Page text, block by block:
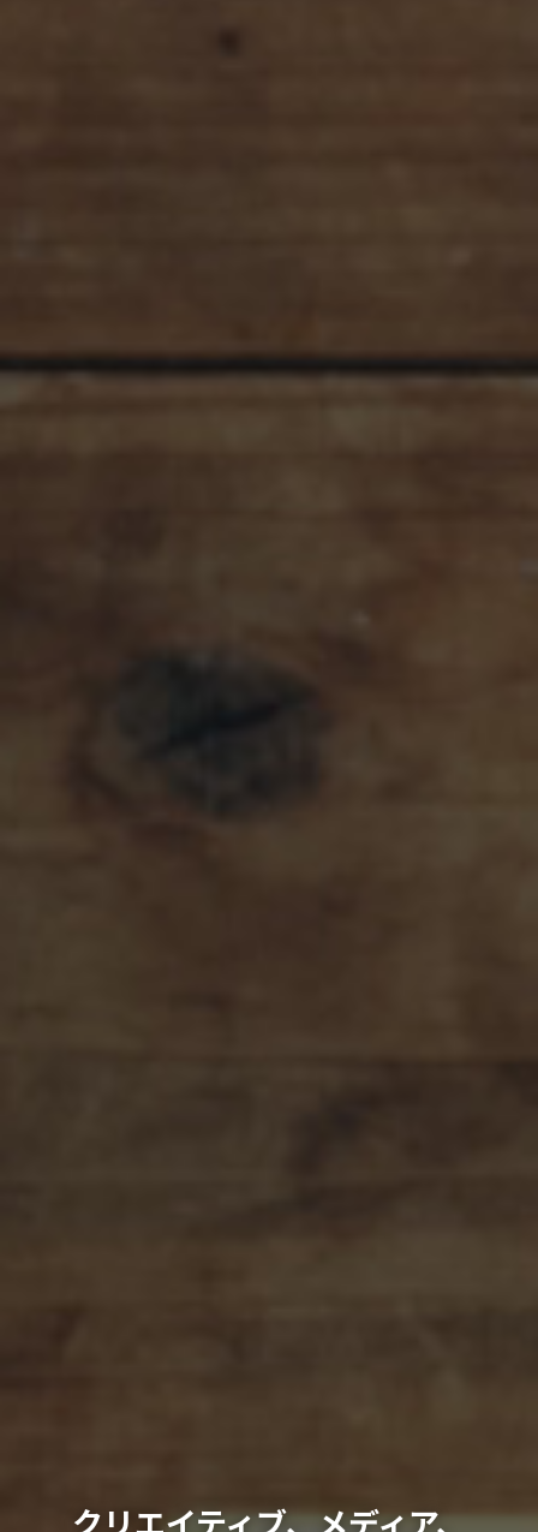
クリエイティブ、メディア、